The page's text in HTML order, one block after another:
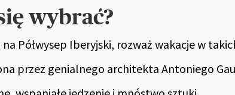
wybrać?
Półwysep Iberyjski, rozważ wakacje w
przez genialnego architekta Antoniego